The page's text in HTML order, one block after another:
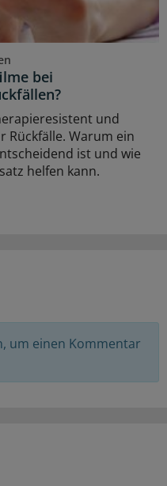
bei
und
Rückfälle. Warum ein
ist und wie
helfen kann.
um einen Kommentar